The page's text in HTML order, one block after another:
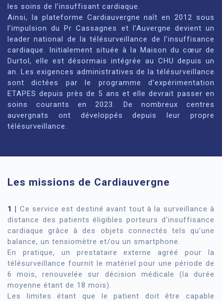
les soins de l’insuffisant cardiaque.
Ainsi, la plateforme Cardiauvergne naît en 2012 sous
l’impulsion du Pr Cassagnes et l’Auvergne devient un
leader national de la télésurveillance de l’insuffisance
cardiaque. Initialement située à la Maison du cœur de
Durtol, elle est désormais intégrée au CHU depuis un
an. Les exigences administratives de la télésurveillance
sont dictées par le programme d’expérimentation
ETAPES depuis près de 5 ans et elle devrait passer en
soins courants en 2023. De nombreux centres
auvergnats ont développés depuis leur propre
télésurveillance.
Les missions de Cardiauvergne
1 | Ce service est destiné avant tout à la surveillance à
distance des patients éligibles porteurs d’insuffisance
cardiaque grâce à des objets connectés tels qu’une
balance, un tensiomètre et/ou un smartphone.
En pratique, un prestataire externe agréé pour la
télésurveillance fournit le matériel pour une période de
6 mois, renouvelée sur décision médicale (la durée
moyenne étant de 18 mois).
Les limites étant que le patient doit être capable